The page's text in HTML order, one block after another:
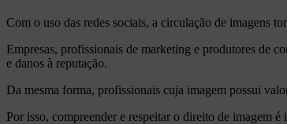
Com o uso das redes sociais, a circulação de imagens
Empresas, profissionais de marketing e produtores de
e danos à reputação.
Da mesma forma, profissionais cuja imagem possui
Por isso, compreender e respeitar o direito de imagem